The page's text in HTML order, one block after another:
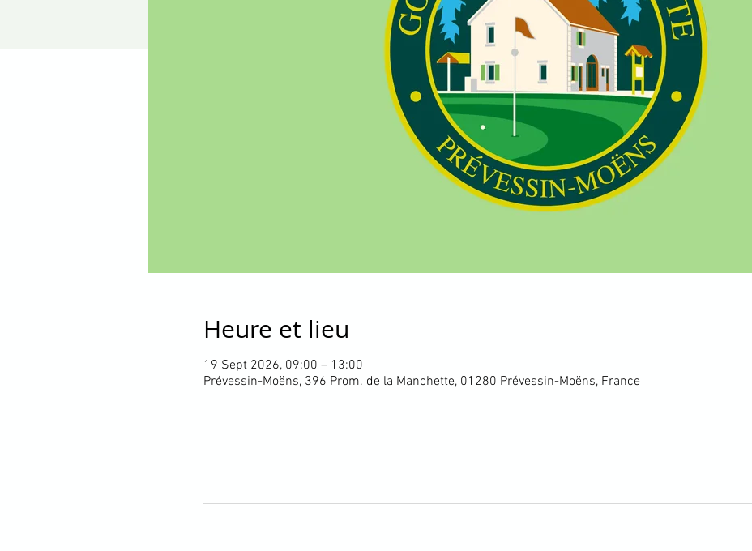
Heure et lieu
19 Sept 2026, 09:00 – 13:00
Prévessin-Moëns, 396 Prom. de la Manchette, 01280 Prévessin-Moëns, France